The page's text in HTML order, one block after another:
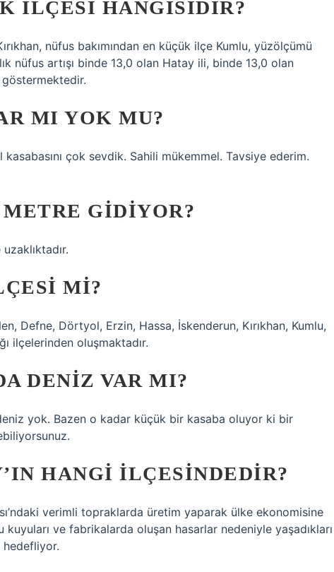
ILÇESI HANGISIDIR?
nüfus bakımından en küçük ilçe Kumlu, yüzölçümü
nüfus artışı binde 13,0 olan Hatay ili, binde 13,0 olan
MI YOK MU?
çok sevdik. Sahili mükemmel. Tavsiye ederim.
GIDIYOR?
MI?
Defne, Dörtyol, Erzin, Hassa, İskenderun, Kırıkhan, Kumlu,
ilçelerinden oluşmaktadır.
DENIZ VAR MI?
deniz yok. Bazen o kadar küçük bir kasaba oluyor ki bir
HANGI ILÇESINDEDIR?
verimli topraklarda üretim yaparak ülke ekonomisine
ve fabrikalarda oluşan hasarlar nedeniyle yaşadıkları
hedefliyor.